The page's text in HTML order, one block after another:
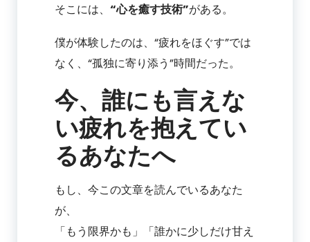
そこには、 “心を癒す技術”がある。
僕が体験したのは、“疲れをほぐす”では
なく、“孤独に寄り添う”時間だった。
今、誰にも言えな
い疲れを抱えてい
るあなたへ
もし、今この文章を読んでいるあなた
が、
「もう限界かも」「誰かに少しだけ甘え